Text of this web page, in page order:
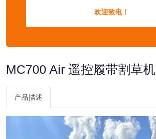
欢迎致电！
MC700 Air 遥控履带割草机
产品描述